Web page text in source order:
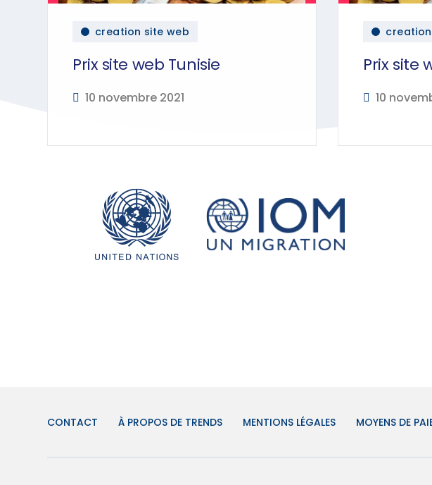
creation site web
Prix site web Tunisie
10 novembre 2021
Prix site
10
CONTACT À PROPOS DE TRENDS MENTIONS LÉGALES MOYENS DE